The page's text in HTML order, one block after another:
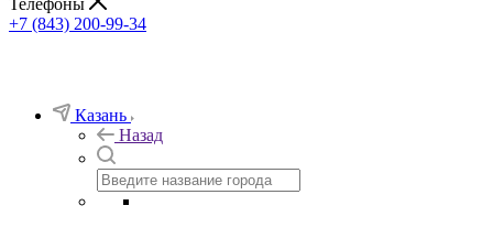
Телефоны
+7 (843) 200-99-34
Казань
Назад